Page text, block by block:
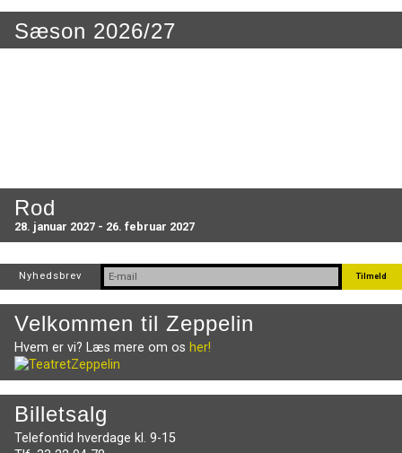
Sæson 2026/27
Rod
28. januar 2027 - 26. februar 2027
Nyhedsbrev
Velkommen til Zeppelin
Hvem er vi? Læs mere om os her!
Billetsalg
Telefontid hverdage kl. 9-15